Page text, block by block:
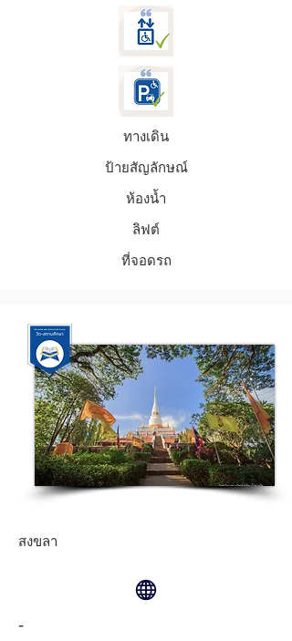
ทางเดิน
ป้ายสัญลักษณ์
ห้องน้ำ
ลิฟต์
ที่จอดรถ
สงขลา
-